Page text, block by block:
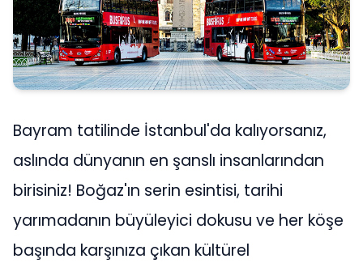
Bayram tatilinde İstanbul'da kalıyorsanız,
aslında dünyanın en şanslı insanlarından
birisiniz! Boğaz'ın serin esintisi, tarihi
yarımadanın büyüleyici dokusu ve her köşe
başında karşınıza çıkan kültürel